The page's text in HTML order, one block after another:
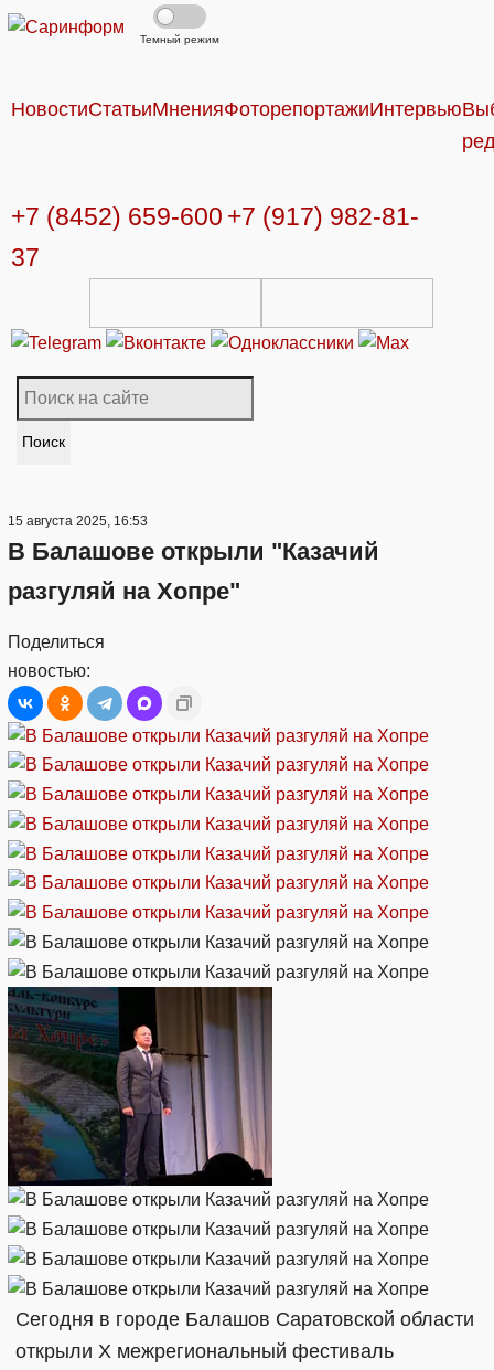
Темный режим
НовостиСтатьиМненияФоторепортажиИнтервью
+7 (8452) 659-600 +7 (917) 982-81-
37
Поиск
15 августа 2025, 16:53
В Балашове открыли "Казачий
разгуляй на Хопре"
Поделиться
новостью:
Сегодня в городе Балашов Саратовской области
открыли X межрегиональный фестиваль